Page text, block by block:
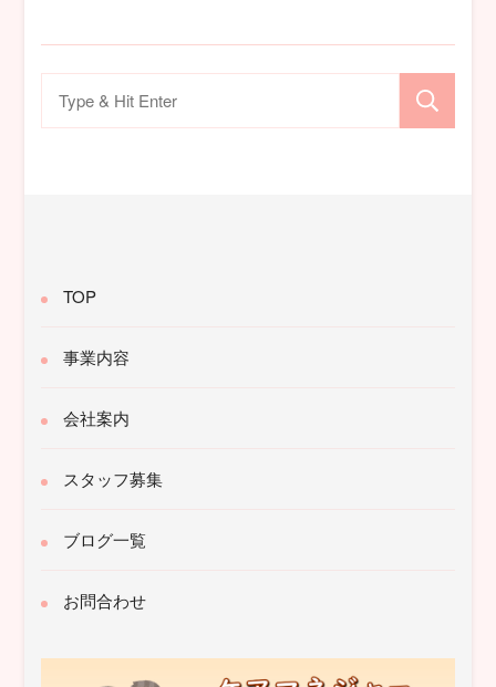
TOP
事業内容
会社案内
スタッフ募集
ブログ一覧
お問合わせ